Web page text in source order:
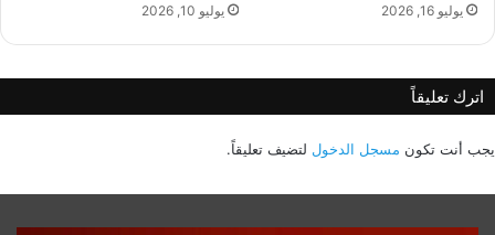
يوليو 16, 2026 يوليو 10, 2026
اترك تعليقاً
يجب أنت تكون مسجل الدخول لتضيف تعليقاً.